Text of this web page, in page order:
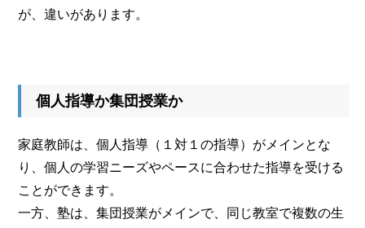
が、違いがあります。
個人指導か集団授業か
家庭教師は、個人指導（１対１の指導）がメインとな
り、個人の学習ニーズやペースに合わせた指導を受ける
ことができます。
一方、塾は、集団授業がメインで、同じ教室で複数の生